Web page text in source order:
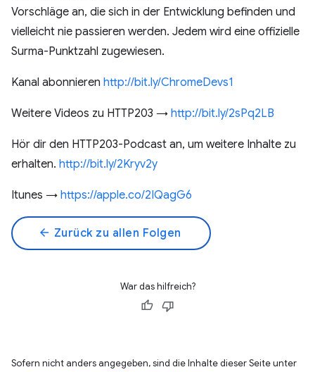
Vorschläge an, die sich in der Entwicklung befinden und
vielleicht nie passieren werden. Jedem wird eine offizielle
Surma-Punktzahl zugewiesen.
Kanal abonnieren http://bit.ly/ChromeDevs1
Weitere Videos zu HTTP203 → http://bit.ly/2sPq2LB
Hör dir den HTTP203-Podcast an, um weitere Inhalte zu
erhalten. http://bit.ly/2Kryv2y
Itunes → https://apple.co/2IQagG6
arrow_back Zurück zu allen Folgen
War das hilfreich?
Sofern nicht anders angegeben, sind die Inhalte dieser Seite unter